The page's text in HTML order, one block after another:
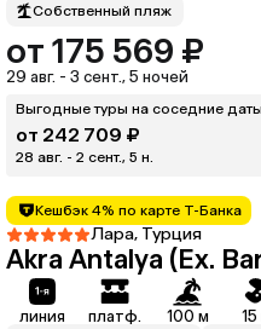
Собственный пляж
от 175 569 ₽
29 авг. - 3 сент., 5 ночей
Выгодные туры на соседние даты
от 242 709 ₽
28 авг. - 2 сент., 5 н.
Кешбэк 4% по карте Т-Банка
Лара, Турция
Akra Antalya (Ex.
линия платф. 100 м 15